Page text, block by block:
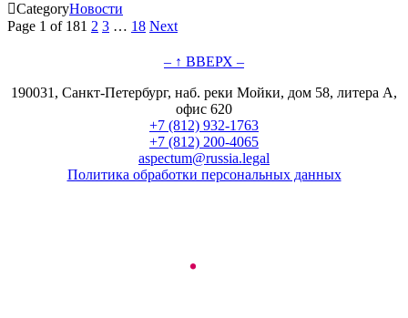
CategoryНовости
Page 1 of 181 2 3 … 18 Next
– ↑ ВВЕРХ –
190031, Санкт-Петербург, наб. реки Мойки, дом 58, литера А,
офис 620
+7 (812) 932-1763
+7 (812) 200-4065
aspectum@russia.legal
Политика обработки персональных данных